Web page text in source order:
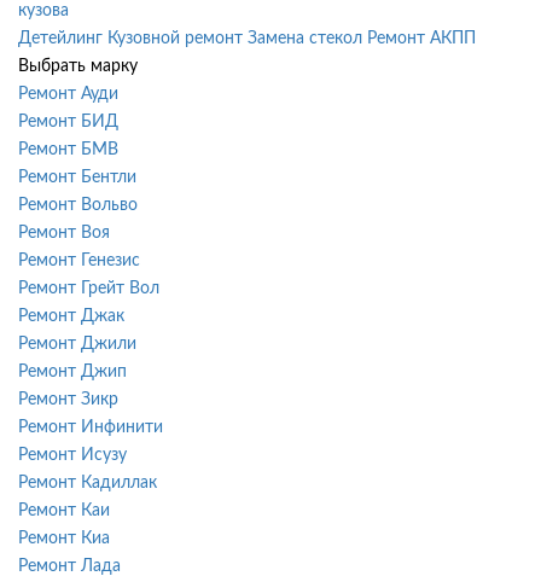
кузова
Детейлинг Кузовной ремонт Замена стекол Ремонт АКПП
Выбрать марку
Ремонт Ауди
Ремонт БИД
Ремонт БМВ
Ремонт Бентли
Ремонт Вольво
Ремонт Воя
Ремонт Генезис
Ремонт Грейт Вол
Ремонт Джак
Ремонт Джили
Ремонт Джип
Ремонт Зикр
Ремонт Инфинити
Ремонт Исузу
Ремонт Кадиллак
Ремонт Каи
Ремонт Киа
Ремонт Лада